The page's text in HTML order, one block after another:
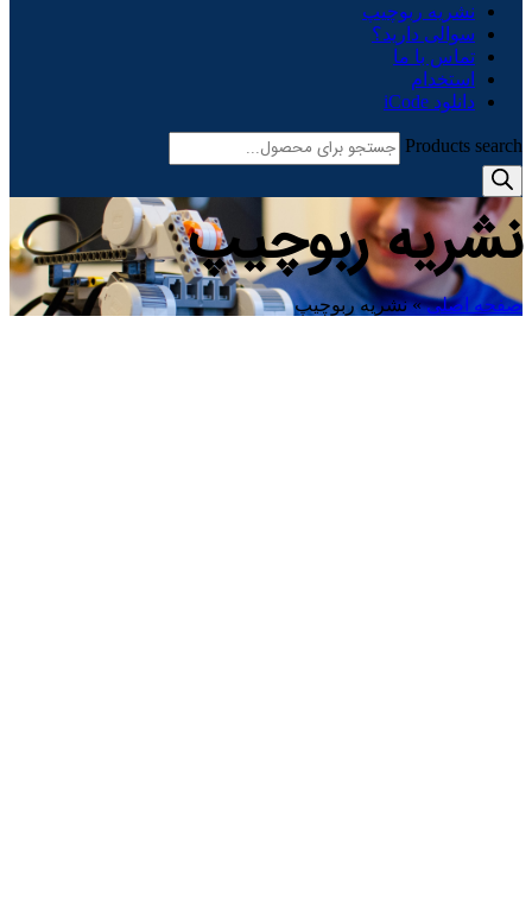
نشریه ربوچیپ
سوالی دارید؟
تماس با ما
استخدام
دانلود iCode
Products search
نشریه ربوچیپ
صفحه اصلی»نشریه ربوچیپ